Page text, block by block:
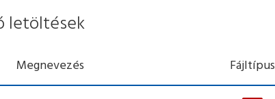
letöltések
Megnevezés Fájltípus